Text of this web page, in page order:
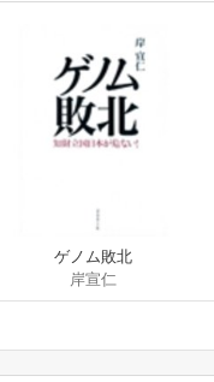
ゲノム敗北
岸宣仁